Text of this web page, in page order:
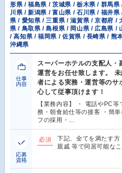
形県 / 福島県 / 茨城県 / 栃木県 / 群馬
川県 / 新潟県 / 富山県 / 石川県 / 福井
県 / 愛知県 / 三重県 / 滋賀県 / 京都府 /
県 / 鳥取県 / 島根県 / 岡山県 / 広島県 /
/ 高知県 / 福岡県 / 佐賀県 / 長崎県 / 熊
沖縄県
仕事
内容
スーパーホテルの支配人
運営をお任せ致します。
者による実務・運営等のサ
心して従事頂けます！
【業務内容】 ・ 電話やPC
務・朝食給仕等の接客 ・簡
フの採用・…
応募
資格
必須
下記、全てを満たす方
親戚 等で同居可能な